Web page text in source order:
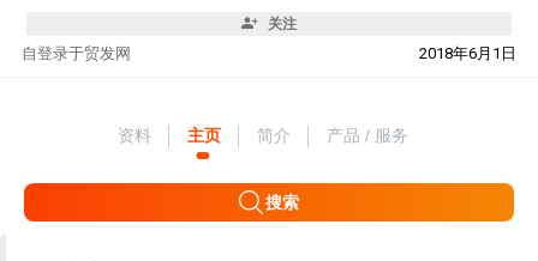
关注
自 2018年6月1日
登录于贸发网
资料 主页 简介 产品 / 服务
搜索